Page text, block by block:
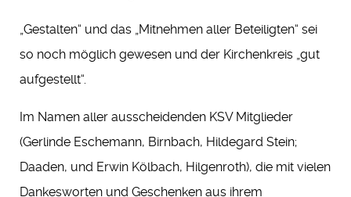
„Gestalten“ und das „Mitnehmen aller Beteiligten“ sei
so noch möglich gewesen und der Kirchenkreis „gut
aufgestellt“.
Im Namen aller ausscheidenden KSV Mitglieder
(Gerlinde Eschemann, Birnbach, Hildegard Stein;
Daaden, und Erwin Kölbach, Hilgenroth), die mit vielen
Dankesworten und Geschenken aus ihrem